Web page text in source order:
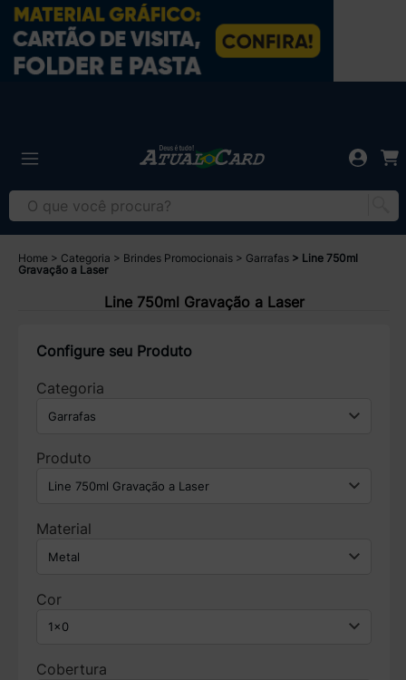
Home Categoria Brindes Promocionais Garrafas
Line 750ml
Gravação a Laser
Line 750ml Gravação a Laser
Configure seu Produto
Categoria
Produto
Material
Cor
Cobertura